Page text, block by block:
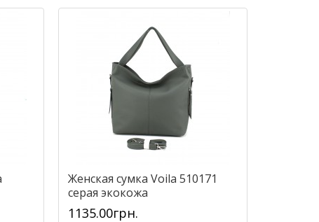
Женская сумка Voila 510171
серая экокожа
1135.00грн.